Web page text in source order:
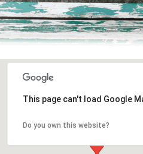
This page can't load Google
Do you own this website?